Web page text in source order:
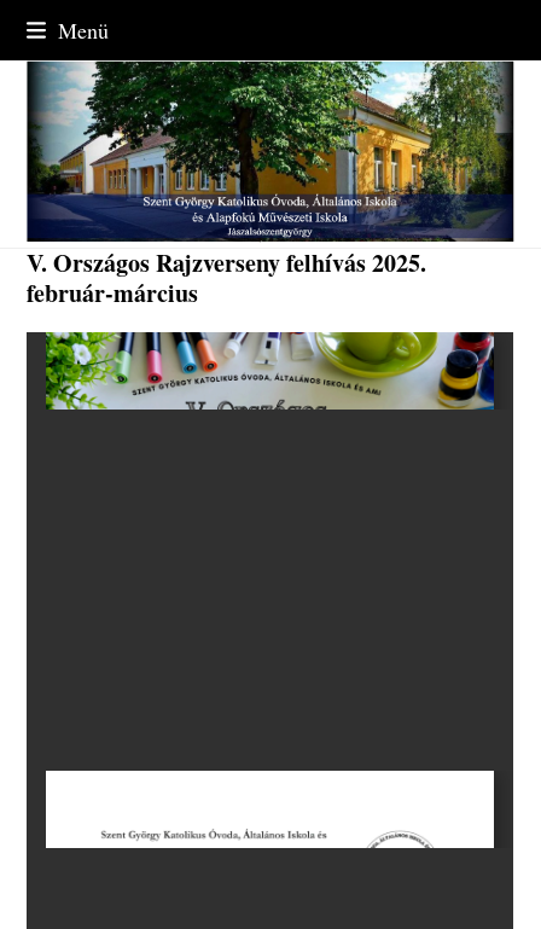
content
Menü
V. Országos Rajzverseny felhívás 2025.
február-március